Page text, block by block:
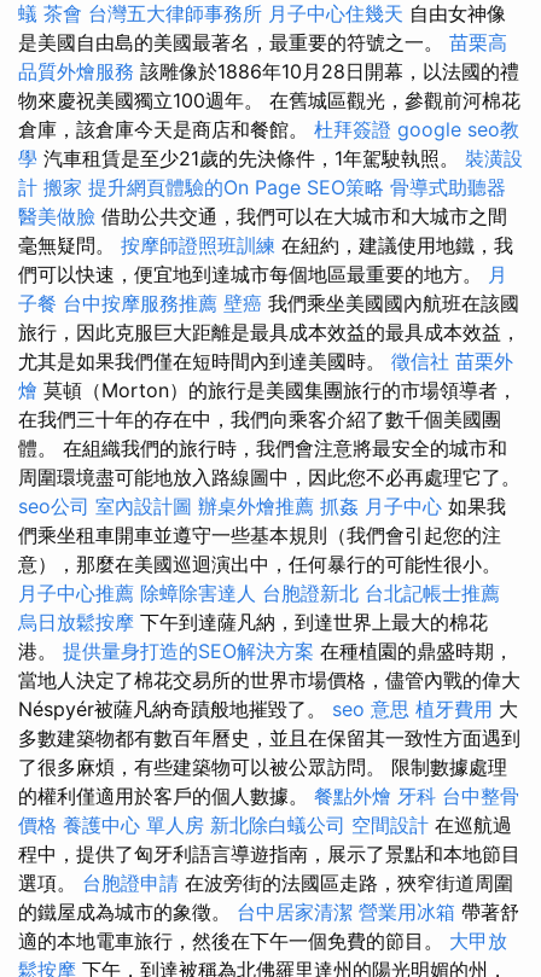
蟻 茶會 台灣五大律師事務所 月子中心住幾天 自由女神像
是美國自由島的美國最著名，最重要的符號之一。 苗栗高
品質外燴服務 該雕像於1886年10月28日開幕，以法國的禮
物來慶祝美國獨立100週年。 在舊城區觀光，參觀前河棉花
倉庫，該倉庫今天是商店和餐館。 杜拜簽證 google seo教
學 汽車租賃是至少21歲的先決條件，1年駕駛執照。 裝潢設
計 搬家 提升網頁體驗的On Page SEO策略 骨導式助聽器
醫美做臉 借助公共交通，我們可以在大城市和大城市之間
毫無疑問。 按摩師證照班訓練 在紐約，建議使用地鐵，我
們可以快速，便宜地到達城市每個地區最重要的地方。 月
子餐 台中按摩服務推薦 壁癌 我們乘坐美國國內航班在該國
旅行，因此克服巨大距離是最具成本效益的最具成本效益，
尤其是如果我們僅在短時間內到達美國時。 徵信社 苗栗外
燴 莫頓（Morton）的旅行是美國集團旅行的市場領導者，
在我們三十年的存在中，我們向乘客介紹了數千個美國團
體。 在組織我們的旅行時，我們會注意將最安全的城市和
周圍環境盡可能地放入路線圖中，因此您不必再處理它了。
seo公司 室內設計圖 辦桌外燴推薦 抓姦 月子中心 如果我
們乘坐租車開車並遵守一些基本規則（我們會引起您的注
意），那麼在美國巡迴演出中，任何暴行的可能性很小。
月子中心推薦 除蟑除害達人 台胞證新北 台北記帳士推薦
烏日放鬆按摩 下午到達薩凡納，到達世界上最大的棉花
港。 提供量身打造的SEO解決方案 在種植園的鼎盛時期，
當地人決定了棉花交易所的世界市場價格，儘管內戰的偉大
Néspyér被薩凡納奇蹟般地摧毀了。 seo 意思 植牙費用 大
多數建築物都有數百年曆史，並且在保留其一致性方面遇到
了很多麻煩，有些建築物可以被公眾訪問。 限制數據處理
的權利僅適用於客戶的個人數據。 餐點外燴 牙科 台中整骨
價格 養護中心 單人房 新北除白蟻公司 空間設計 在巡航過
程中，提供了匈牙利語言導遊指南，展示了景點和本地節目
選項。 台胞證申請 在波旁街的法國區走路，狹窄街道周圍
的鐵屋成為城市的象徵。 台中居家清潔 營業用冰箱 帶著舒
適的本地電車旅行，然後在下午一個免費的節目。 大甲放
鬆按摩 下午，到達被稱為北佛羅里達州的陽光明媚的州，